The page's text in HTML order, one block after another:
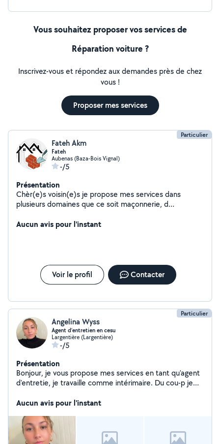
Vous souhaitez proposer vos services de
Réparation voiture ?
Inscrivez-vous et répondez aux demandes près de chez
vous !
Proposer mes services
Particulier
Fateh Akm
Fateh
Aubenas (Baza-Bois Vignal)
-/5
Présentation
Chèr(e)s voisin(e)s je propose mes services dans
plusieurs domaines que ce soit maçonnerie, d
... Ayant travaillé plusieurs années en tant qu'aide maçon
vous n'avez obtenu aucune réponse sous un délai de 2h
c'est que je ne peux pas répondre car vous n'êtes pas
dans mon périmètre défini par allovoisin. Et que
Aucun avis pour l'instant
Voir le profil Contacter
Particulier
Angelina Wyss
Agent d’entretien en cesu
Largentière (Largentière)
-/5
Présentation
Bonjour, je vous propose mes services en tant qu'agent
d'entretie, je travaille comme intérimaire. Du cou-p je
rapidement
Aucun avis pour l'instant